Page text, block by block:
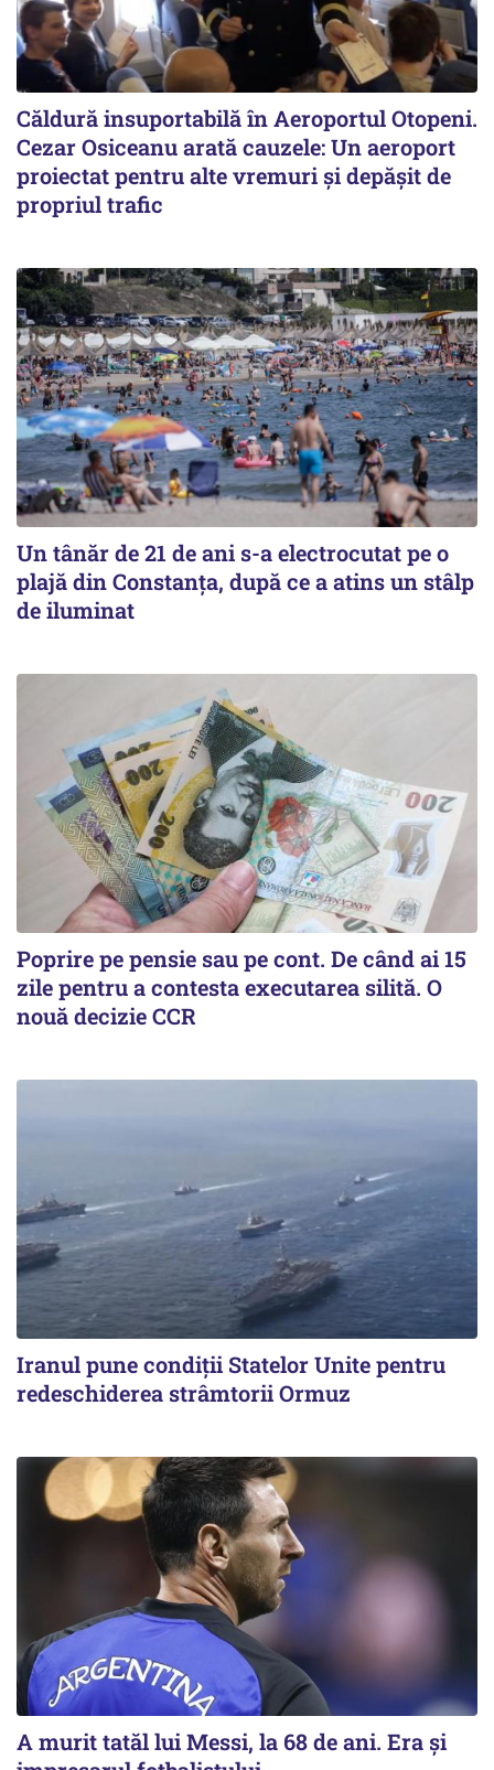
Căldură insuportabilă în Aeroportul Otopeni.
Cezar Osiceanu arată cauzele: Un aeroport
proiectat pentru alte vremuri și depășit de
propriul trafic
Un tânăr de 21 de ani s-a electrocutat pe o
plajă din Constanța, după ce a atins un stâlp
de iluminat
Poprire pe pensie sau pe cont. De când ai 15
zile pentru a contesta executarea silită. O
nouă decizie CCR
Iranul pune condiții Statelor Unite pentru
redeschiderea strâmtorii Ormuz
A murit tatăl lui Messi, la 68 de ani. Era și